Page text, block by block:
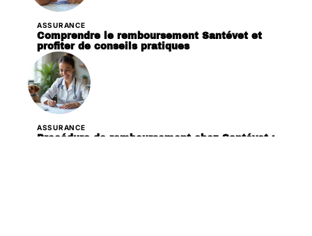
ASSURANCE
Comprendre le remboursement Santévet et
profiter de conseils pratiques
ASSURANCE
Procédure de remboursement chez Santévet :